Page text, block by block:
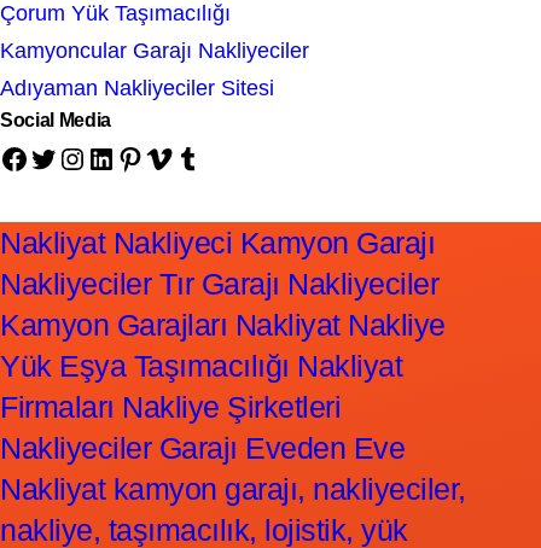
Çorum Yük Taşımacılığı
Kamyoncular Garajı Nakliyeciler
Adıyaman Nakliyeciler Sitesi
Social Media
Facebook Twitter Instagram LinkedIn Pinterest Vimeo Tumblr
Nakliyat Nakliyeci Kamyon Garajı
Nakliyeciler Tır Garajı Nakliyeciler
Kamyon Garajları Nakliyat Nakliye
Yük Eşya Taşımacılığı Nakliyat
Firmaları Nakliye Şirketleri
Nakliyeciler Garajı Eveden Eve
Nakliyat kamyon garajı, nakliyeciler,
nakliye, taşımacılık, lojistik, yük